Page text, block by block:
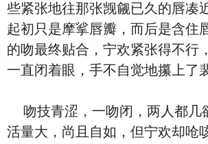
些紧张地往那张觊觎已久的唇凑
起初只是摩挲唇瓣，而后是含住
的吻最终贴合，宁欢紧张得不行
一直闭着眼，手不自觉地攥上了
吻技青涩，一吻闭，两人都几
活量大，尚且自如，但宁欢却呛